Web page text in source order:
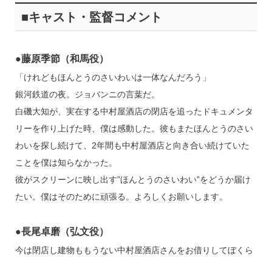
■キャスト・監督コメント
●藤原季節（和馬役）
「けれどもほんとうのさいわいは一体なんだろう」
銀河鉄道の夜。ジョバンニの言葉だ。
白磯大知が、実在する中村屋酒店の閉店を追ったドキュメンタ
リーを作り上げた時、僕は感動した。彼もまたほんとうのさい
わいを探し続けて、2年間も中村屋酒店と向き合い続けていた
ことを僕は知らなかった。
彼がスクリーンに映し出す”ほんとうのさいわい”をどうか届け
たい。僕はそのために頑張る。よろしくお願いします。
●長尾卓磨（弘文役）
今は閉店し建物ももうない中村屋酒店さんをお借りしてぼくら